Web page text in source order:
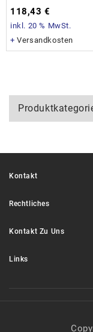
118,43€
inkl. 20 % MwSt.
+Versandkosten
Kontakt
Rechtliches
Kontakt Zu Uns
Links